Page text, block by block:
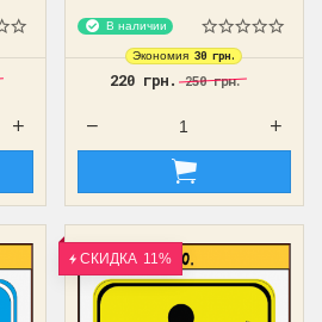
В наличии
Экономия 30 грн.
220 грн.250 грн.
СКИДКА 11%